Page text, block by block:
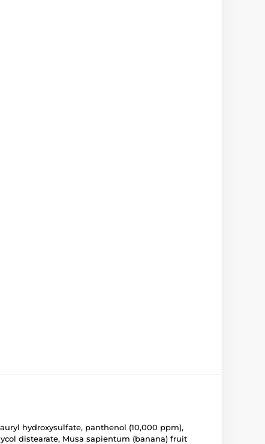
hydroxysulfate, panthenol (10,000 ppm),
distearate, Musa sapientum (banana) fruit